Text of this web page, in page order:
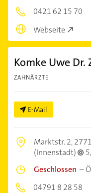
0421 62 15 70
Webseite
Komke Uwe
ZAHNÄRZTE
E-Mail
Marktstr. 2,
(Innenstadt)
Geschlossen –
04791 8 28 58